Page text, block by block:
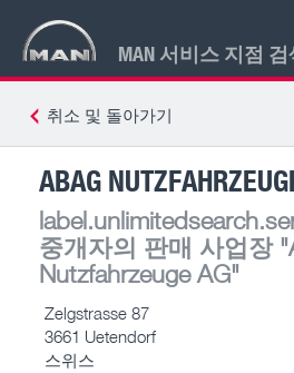
MAN 서비스 지점 검
취소 및 돌아가기
ABAG
중개자의 판매 사업장
Nutzfahrzeuge AG"
Zelgstrasse 87
3661 Uetendorf
스위스